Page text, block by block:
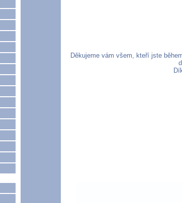
Děkujeme vám všem, kteří jste